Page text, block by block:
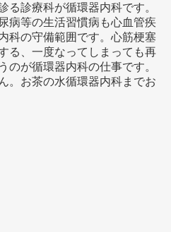
る診療科が循環器内科です。
病等の生活習慣病も心血管疾
科の守備範囲です。心筋梗塞
る、一度なってしまっても再
のが循環器内科の仕事です。
。お茶の水循環器内科までお